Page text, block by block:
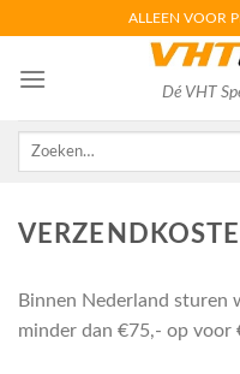
content
ALLEEN VOOR
Dé VHT
Zoeken
Binnen Nederland sturen
minder dan €75,- op voor